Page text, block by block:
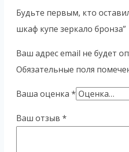
Будьте первым, кто
шкаф купе зеркало бронза”
Ваш адрес email не будет
Обязательные поля
Ваша оценка *
Ваш отзыв *